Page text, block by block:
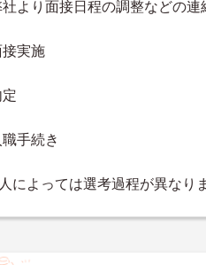
社より面接日程の調整などの
接実施
定
職手続き
によっては選考過程が異なり